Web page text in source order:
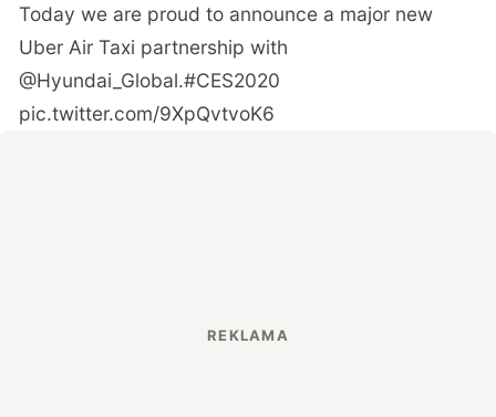
Today we are proud to announce a major new
Uber Air Taxi partnership with
@Hyundai_Global.#CES2020
pic.twitter.com/9XpQvtvoK6